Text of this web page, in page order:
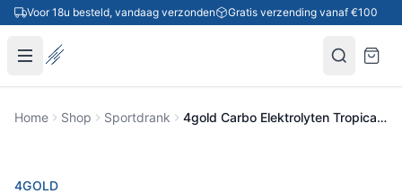
Ga naar inhoud
Voor 18u besteld, vandaag verzonden Gratis verzending vanaf €100
Home Shop Sportdrank 4gold Carbo Elektrolyten Tropical (500g)
4GOLD